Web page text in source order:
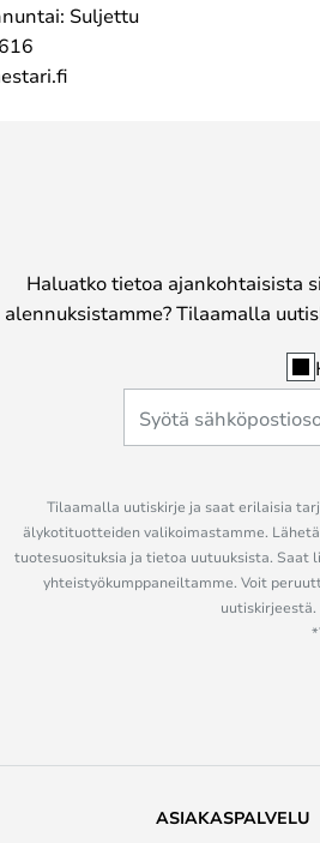
Suljettu
Haluatko tietoa ajankohtaisista
alennuksistamme? Tilaamalla
Tilaamalla uutiskirje ja saat erilaisia
älykotituotteiden valikoimastamme.
tuotesuosituksia ja tietoa uutuuksista. Saat
yhteistyökumppaneiltamme. Voit
ASIAKASPALVELU